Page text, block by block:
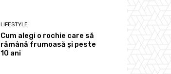
LIFESTYLE
Cum alegi o rochie care să
rămână frumoasă și peste
10 ani